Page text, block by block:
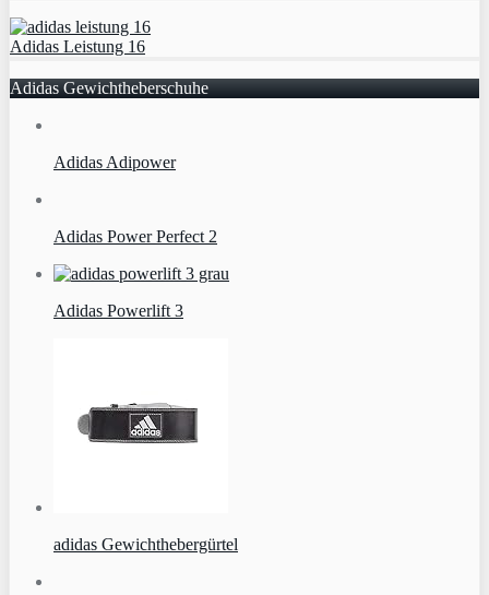
Adidas Leistung 16
Adidas Gewichtheberschuhe
Adidas Adipower
Adidas Power Perfect 2
Adidas Powerlift 3
adidas Gewichthebergürtel